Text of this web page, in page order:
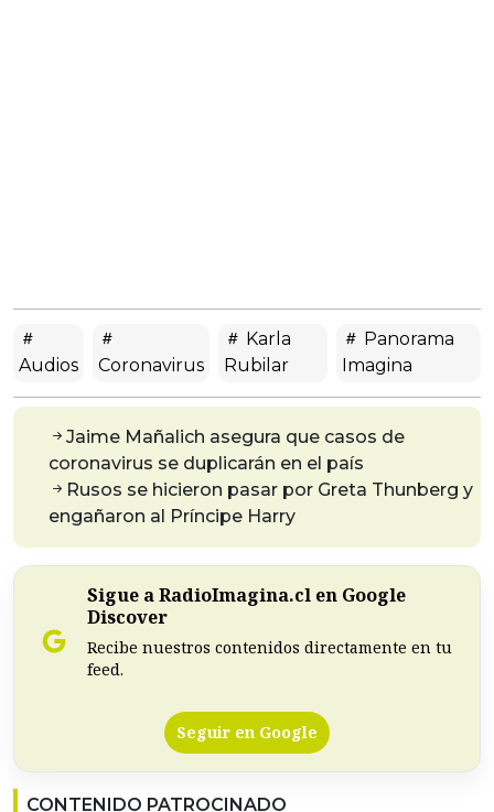
Audios Coronavirus
Karla
Rubilar
Panorama
Imagina
Jaime Mañalich asegura que casos de
coronavirus se duplicarán en el país
Rusos se hicieron pasar por Greta Thunberg y
engañaron al Príncipe Harry
Sigue a RadioImagina.cl en Google
Discover
Recibe nuestros contenidos directamente en tu
feed.
Seguir en Google
CONTENIDO PATROCINADO